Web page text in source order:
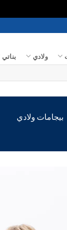
ولادي بناتي
بيجامات ولادي